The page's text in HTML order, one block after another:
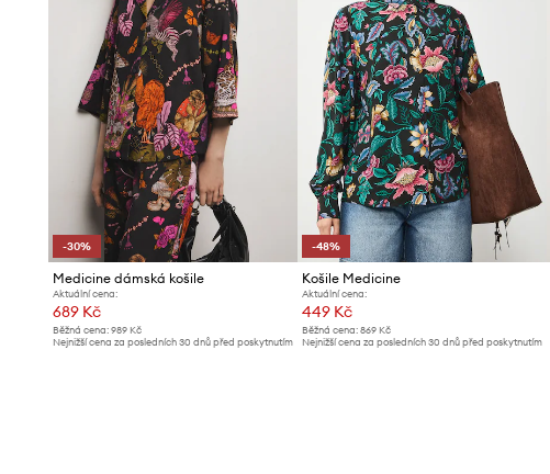
-30%
Medicine dámská košile
Aktuální cena:
689 Kč
Běžná cena: 989 Kč
Nejnižší cena za posledních 30 dnů před poskytnutím
-48%
Košile Medicine
Aktuální cena:
449 Kč
Běžná cena:869 Kč
Nejnižší cena za posledních 30 dnů před poskytnutím